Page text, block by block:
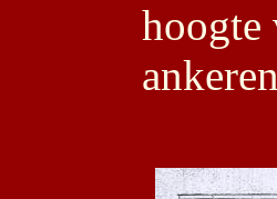
hoogte